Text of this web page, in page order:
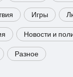
Игры
Новости и
Разное